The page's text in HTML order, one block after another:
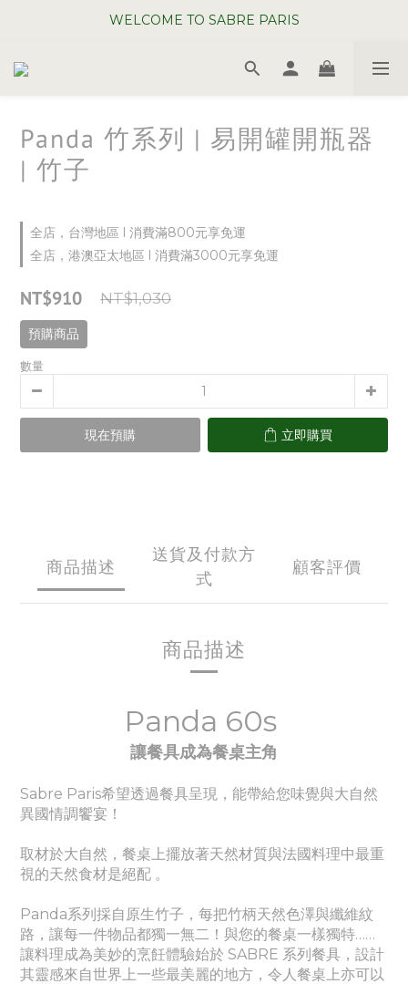
WELCOME TO SABRE PARIS
WELCOME TO SABRE PARIS
夏日年中慶全館 88 折
WELCOME TO SABRE PARIS
Panda 竹系列 | 易開罐開瓶器
| 竹子
全店，台灣地區 l 消費滿800元享免運
全店，港澳亞太地區 l 消費滿3000元享免運
NT$910 NT$1,030
預購商品
數量
現在預購 立即購買
商品描述
送貨及付款方
式
顧客評價
商品描述
Panda 60s
讓餐具成為餐桌主角
Sabre Paris希望透過餐具呈現，能帶給您味覺與大自然
異國情調饗宴！
取材於大自然，餐桌上擺放著天然材質與法國料理中最重
視的天然食材是絕配 。
Panda系列採自原生竹子，每把竹柄天然色澤與纖維紋
路，讓每一件物品都獨一無二！與您的餐桌一樣獨特……
讓料理成為美妙的烹飪體驗始於 SABRE 系列餐具，設計
其靈感來自世界上一些最美麗的地方，令人餐桌上亦可以